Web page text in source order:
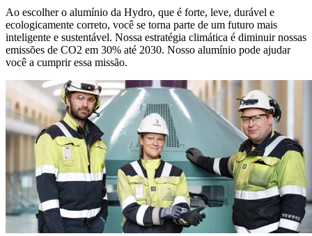
Ao escolher o alumínio da Hydro, que é forte, leve, durável e
ecologicamente correto, você se torna parte de um futuro mais
inteligente e sustentável. Nossa estratégia climática é diminuir nossas
emissões de CO2 em 30% até 2030. Nosso alumínio pode ajudar
você a cumprir essa missão.